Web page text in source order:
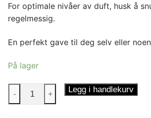
For optimale nivåer av duft, husk å
regelmessig.
En perfekt gave til deg selv eller
På lager
Diffuser/
Duftpinner
- + Legg i handlekurv